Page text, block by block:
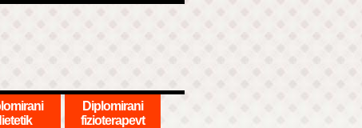
Diplomirani
fizioterapevt